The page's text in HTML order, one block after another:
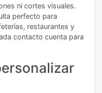
ni cortes visuales.
perfecto para
restaurantes y
contacto cuenta para